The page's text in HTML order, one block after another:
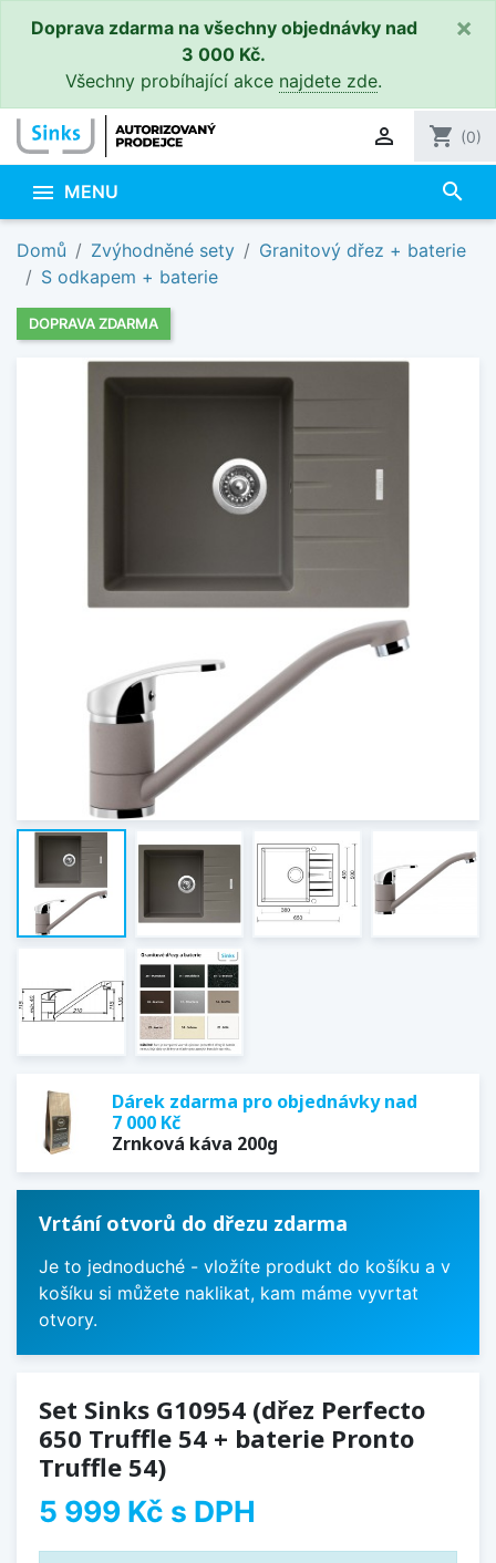
Doprava zdarma na všechny objednávky nad
3 000 Kč.
Všechny probíhající akce najdete zde.
×
 shopping_cart (0)
 MENU search
Domů Zvýhodněné sety
Granitový dřez + baterie
S odkapem + baterie
DOPRAVA ZDARMA
Dárek zdarma pro objednávky nad
7 000 Kč
Zrnková káva 200g
Vrtání otvorů do dřezu zdarma
Je to jednoduché - vložíte produkt do košíku a v
košíku si můžete naklikat, kam máme vyvrtat
otvory.
Set Sinks G10954 (dřez Perfecto
650 Truffle 54 + baterie Pronto
Truffle 54)
5 999 Kč s DPH